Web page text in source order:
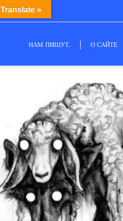
НАМ ПИШУТ. О САЙТЕ
Translate »